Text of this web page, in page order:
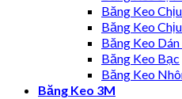
Băng Keo
Băng Keo
Băng Keo
Băng Keo Bạc
Băng Keo
Băng Keo 3M